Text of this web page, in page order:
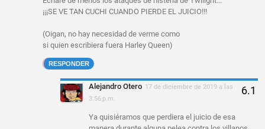
¡¡¡SE VE TAN CUCHI CUANDO PIERDE EL JUICIO!!!
(Oigan, no hay necesidad de verme como
si quien escribiera fuera Harley Queen)
RESPONDER
Alejandro Otero 17 de diciembre de 2019 a las
3:56 p.m.
Ya quisiéramos que perdiera el juicio de esa